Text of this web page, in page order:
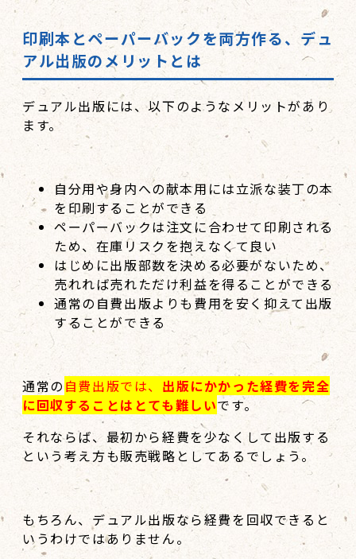
印刷本とペーパーバックを両方作る、デュ
アル出版のメリットとは
デュアル出版には、以下のようなメリットがあり
ます。
自分用や身内への献本用には立派な装丁の本
を印刷することができる
ペーパーバックは注文に合わせて印刷される
ため、在庫リスクを抱えなくて良い
はじめに出版部数を決める必要がないため、
売れれば売れただけ利益を得ることができる
通常の自費出版よりも費用を安く抑えて出版
することができる
通常の 自費出版では、 出版にかかった経費を完全
に回収することはとても難しいです。
それならば、最初から経費を少なくして出版する
という考え方も販売戦略としてあるでしょう。
もちろん、デュアル出版なら経費を回収できると
いうわけではありません。